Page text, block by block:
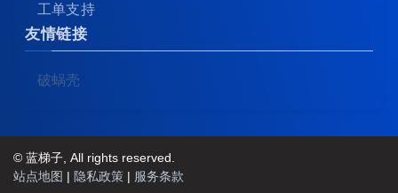
工单支持
友情链接
破蜗壳
© 蓝梯子, All rights reserved.
站点地图 | 隐私政策 | 服务条款